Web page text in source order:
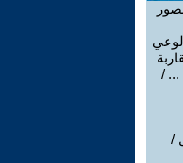
منصور
... /
/